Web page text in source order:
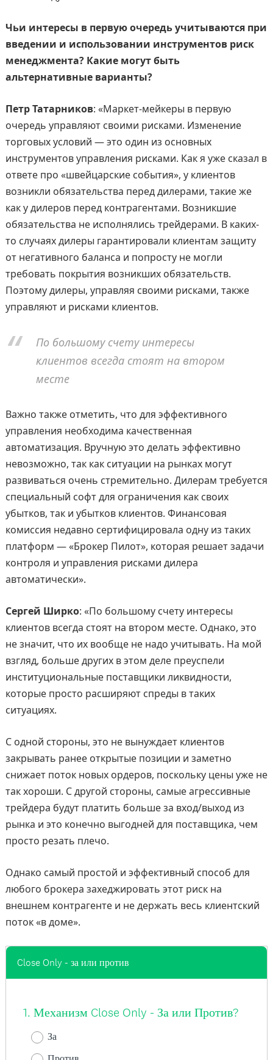
Чьи интересы в первую очередь учитываются при
введении и использовании инструментов риск
менеджмента? Какие могут быть
альтернативные варианты?
Петр Татарников: «Маркет-мейкеры в первую
очередь управляют своими рисками. Изменение
торговых условий — это один из основных
инструментов управления рисками. Как я уже сказал в
ответе про «швейцарские события», у клиентов
возникли обязательства перед дилерами, такие же
как у дилеров перед контрагентами. Возникшие
обязательства не исполнялись трейдерами. В каких-
то случаях дилеры гарантировали клиентам защиту
от негативного баланса и попросту не могли
требовать покрытия возникших обязательств.
Поэтому дилеры, управляя своими рисками, также
управляют и рисками клиентов.
По большому счету интересы
клиентов всегда стоят на втором
месте
Важно также отметить, что для эффективного
управления необходима качественная
автоматизация. Вручную это делать эффективно
невозможно, так как ситуации на рынках могут
развиваться очень стремительно. Дилерам требуется
специальный софт для ограничения как своих
убытков, так и убытков клиентов. Финансовая
комиссия недавно сертифицировала одну из таких
платформ — «Брокер Пилот», которая решает задачи
контроля и управления рисками дилера
автоматически».
Сергей Ширко: «По большому счету интересы
клиентов всегда стоят на втором месте. Однако, это
не значит, что их вообще не надо учитывать. На мой
взгляд, больше других в этом деле преуспели
институциональные поставщики ликвидности,
которые просто расширяют спреды в таких
ситуациях.
С одной стороны, это не вынуждает клиентов
закрывать ранее открытые позиции и заметно
снижает поток новых ордеров, поскольку цены уже не
так хороши. С другой стороны, самые агрессивные
трейдера будут платить больше за вход/выход из
рынка и это конечно выгодней для поставщика, чем
просто резать плечо.
Однако самый простой и эффективный способ для
любого брокера захеджировать этот риск на
внешнем контрагенте и не держать весь клиентский
поток «в доме».